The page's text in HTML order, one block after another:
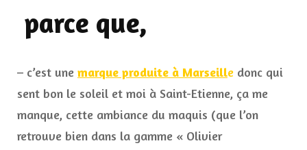
parce que,
– c’est une marque produite à Marseille donc qui
sent bon le soleil et moi à Saint-Etienne, ça me
manque, cette ambiance du maquis (que l’on
retrouve bien dans la gamme « Olivier